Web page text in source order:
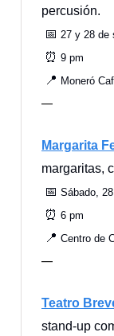
percusión.
📅 27 y 28 de
⏰ 9 pm
📍 Moneró
—
Margarita
margaritas,
📅 Sábado,
⏰ 6 pm
📍 Centro de
—
Teatro
stand-up